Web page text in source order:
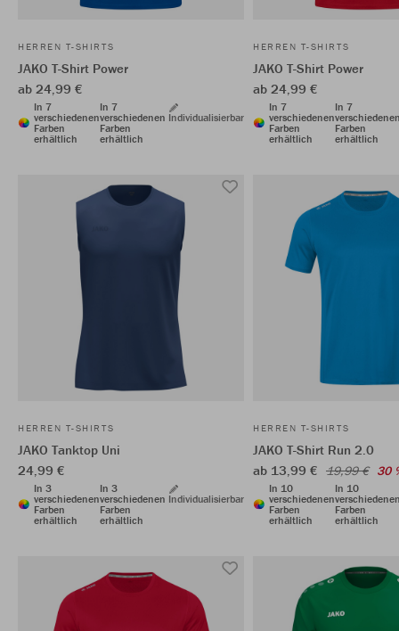
HERREN T-SHIRTS
JAKO T-Shirt Power
ab 24,99 €
In 7
verschiedenen
Farben
erhältlich
In 7
verschiedenen
Farben
erhältlich
Individualisierbar
HERREN T-SHIRTS
JAKO T-Shirt Power
ab 24,99 €
In 7
verschiedenen
Farben
erhältlich
In 7
Farben
erhältlich
HERREN T-SHIRTS
JAKO Tanktop Uni
24,99 €
In 3
verschiedenen
Farben
erhältlich
In 3
verschiedenen
Farben
erhältlich
Individualisierbar
HERREN T-SHIRTS
JAKO T-Shirt Run 2.0
ab 13,99 € 19,99 € 30
In 10
verschiedenen
Farben
erhältlich
In 10
Farben
erhältlich